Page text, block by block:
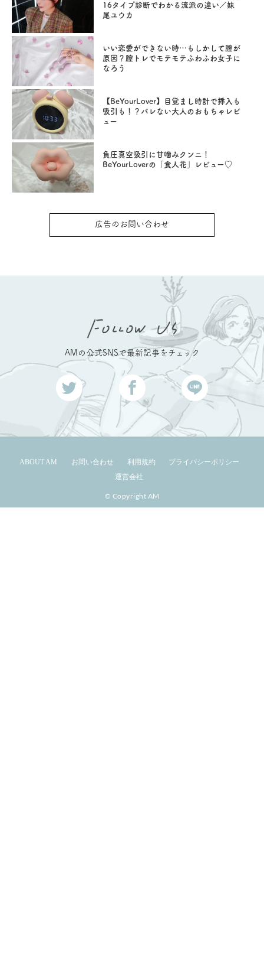
16タイプ診断でわかる流派の違い／妹
尾ユウカ
いい恋愛ができない時…もしかして膣が
原因？膣トレでモテモテふわふわ女子に
なろう
【BeYourLover】目覚まし時計で挿入も
吸引も！？バレない大人のおもちゃレビ
ュー
負圧真空吸引に甘噛みクンニ！
BeYourLoverの「食人花」レビュー♡
広告のお問い合わせ
AMの公式SNSで最新記事をチェック
ABOUT AM お問い合わせ 利用規約
プライバシーポリシー
運営会社
© Copyright AM